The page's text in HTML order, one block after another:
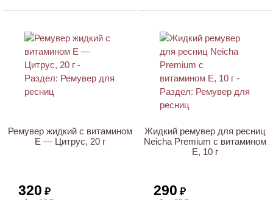
Ремувер жидкий с витамином
E — Цитрус, 20 г
320 ₽
Жидкий ремувер для ресниц
Neicha Premium с витамином
E, 10 г
290 ₽